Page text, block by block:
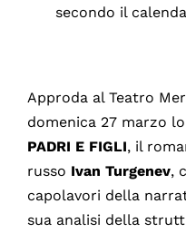
secondo il
Approda al Teatro
domenica 27 marzo
PADRI E FIGLI, il
russo Ivan Turgenev,
capolavori della
sua analisi della